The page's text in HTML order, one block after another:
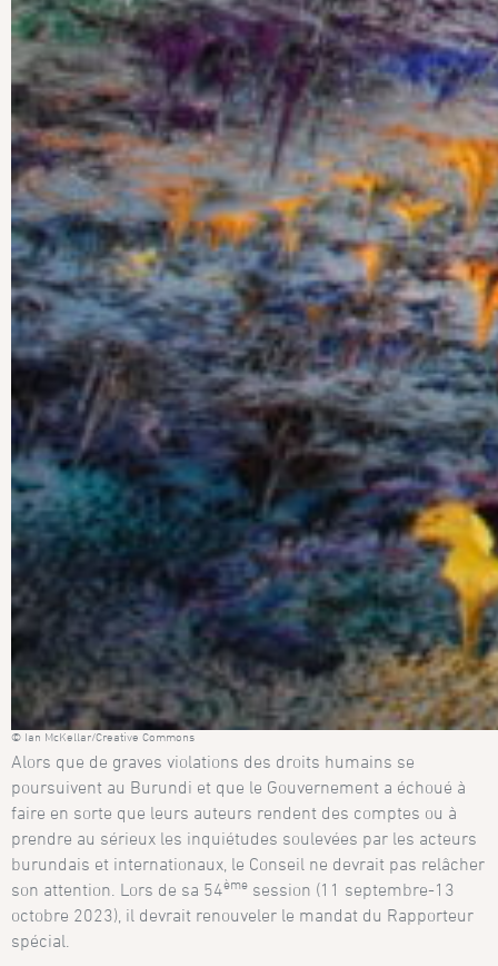
© Ian McKellar/Creative Commons
Alors que de graves violations des droits humains se
poursuivent au Burundi et que le Gouvernement a échoué à
faire en sorte que leurs auteurs rendent des comptes ou à
prendre au sérieux les inquié­tu­des soulevées par les acteurs
burundais et internationaux, le Conseil ne devrait pas relâcher
son atten­tion. Lors de sa 54ème session (11 septembre-13
octo­bre 2023), il devrait renouveler le mandat du Rapporteur
spécial.